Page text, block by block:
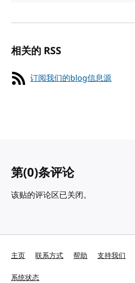
相关的 RSS
订阅我们的blog信息源
第(0)条评论
该贴的评论区已关闭。
主页 联系方式 帮助 支持我们
系统状态